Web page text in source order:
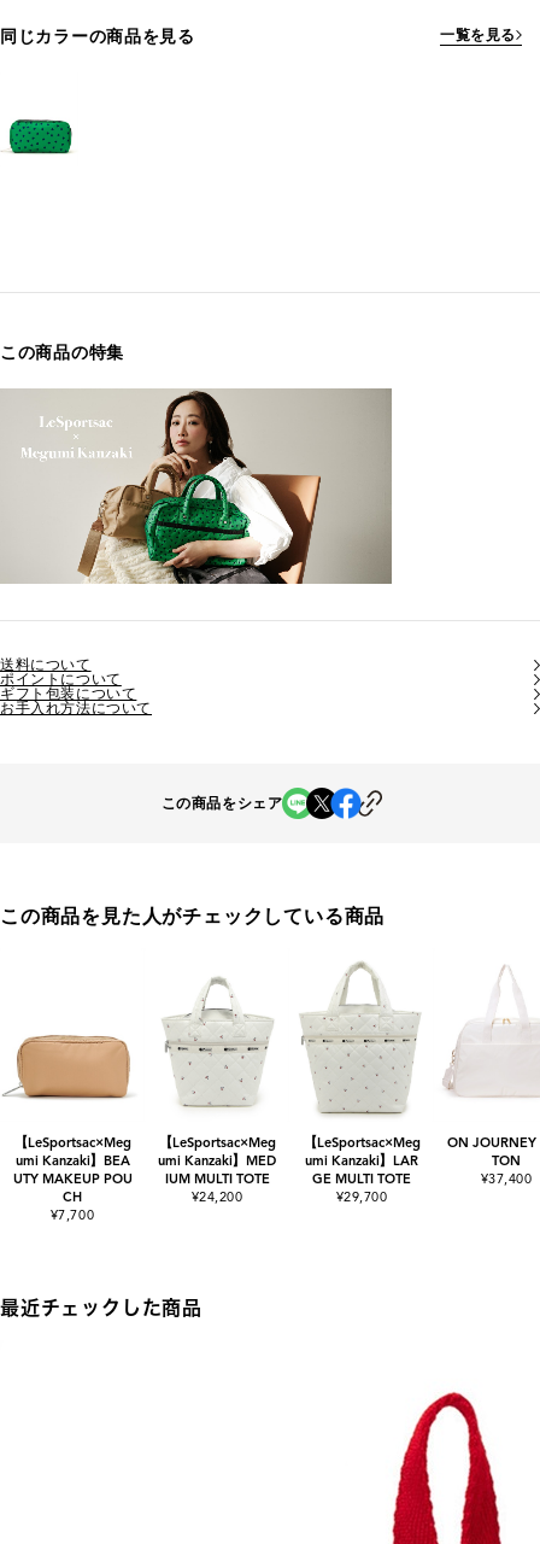
同じカラーの商品を見る 一覧を見る
この商品の特集
送料について
ポイントについて
ギフト包装について
お手入れ方法について
この商品をシェア
この商品を見た人がチェックしている商品
【LeSportsac×Meg
umi Kanzaki】BEA
UTY MAKEUP POU
CH
¥7,700
【LeSportsac×Meg
umi Kanzaki】MED
IUM MULTI TOTE
¥24,200
【LeSportsac×Meg
umi Kanzaki】LAR
GE MULTI TOTE
¥29,700
ON JOURNEY
TON
¥37,400
最近チェックした商品